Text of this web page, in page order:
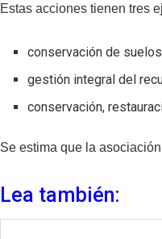
Estas acciones tienen tres
conservación de
gestión integral del
conservación,
Se estima que la
Lea también: